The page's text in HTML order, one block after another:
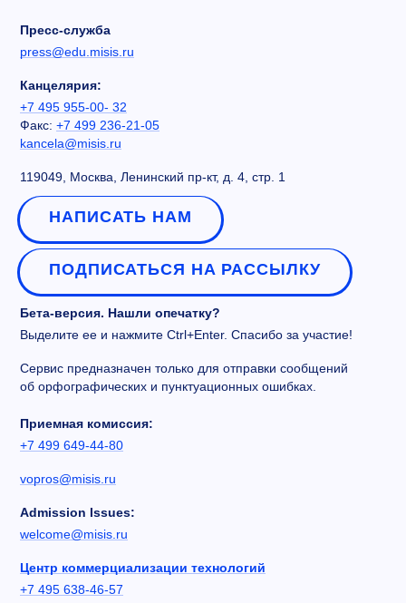
Пресс-служба
press@edu.misis.ru
Канцелярия:
+7 495 955-00- 32
Факс: +7 499 236-21-05
kancela@misis.ru
119049, Москва, Ленинский пр-кт, д. 4, стр. 1
НАПИСАТЬ НАМ
ПОДПИСАТЬСЯ НА РАССЫЛКУ
Бета-версия. Нашли опечатку?
Выделите ее и нажмите Ctrl+Enter. Спасибо за участие!
Сервис предназначен только для отправки сообщений
об орфографических и пунктуационных ошибках.
Приемная комиссия:
+7 499 649-44-80
vopros@misis.ru
Admission Issues:
welcome@misis.ru
Центр коммерциализации технологий
+7 495 638-46-57